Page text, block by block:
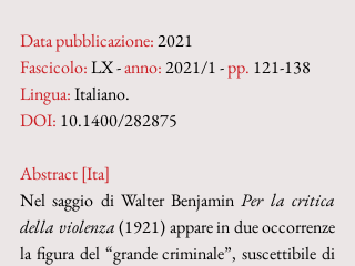
Data pubblicazione: 2021
Fascicolo: LX - anno: 2021/1 - pp. 121-138
Lingua: Italiano.
DOI: 10.1400/282875
Abstract [Ita]
Nel saggio di Walter Benjamin Per la critica
della violenza (1921) appare in due occorrenze
la figura del “grande criminale”, suscettibile di